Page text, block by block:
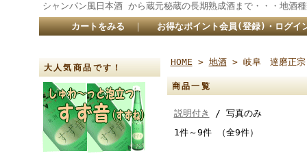
シャンパン風日本酒 から蔵元秘蔵の長期熟成酒まで・・
カートをみる ｜ お得なポイント会員(登録)・ログイ
大人気商品です！
HOME > 地酒> 岐阜 達磨正宗
商品一覧
説明付き
/ 写真のみ
1件～9件 （全9件）